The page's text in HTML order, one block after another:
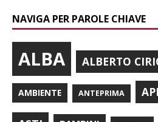
NAVIGA PER PAROLE CHIAVE
ALBA ALBERTO
AMBIENTE ANTEPRIMA